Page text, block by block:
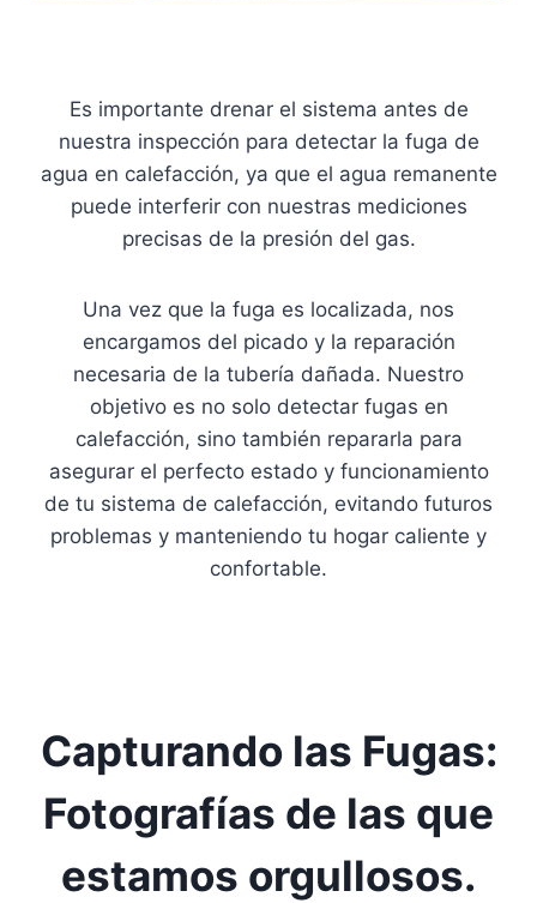
Es importante drenar el sistema antes de
nuestra inspección para detectar la fuga de
agua en calefacción, ya que el agua remanente
puede interferir con nuestras mediciones
precisas de la presión del gas.
Una vez que la fuga es localizada, nos
encargamos del picado y la reparación
necesaria de la tubería dañada. Nuestro
objetivo es no solo detectar fugas en
calefacción, sino también repararla para
asegurar el perfecto estado y funcionamiento
de tu sistema de calefacción, evitando futuros
problemas y manteniendo tu hogar caliente y
confortable.
Capturando las Fugas:
Fotografías de las que
estamos orgullosos.